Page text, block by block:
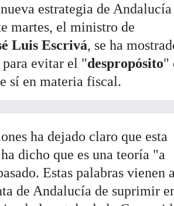
estrategia de
martes, el ministro de
Luis Escrivá, se ha
para evitar el "despropósito"
sí en materia fiscal.
ha dejado claro que esta
dicho que es una teoría "a
Estas palabras vienen
de Andalucía de suprimir